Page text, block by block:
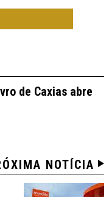
de Caxias abre
NOTÍCIA